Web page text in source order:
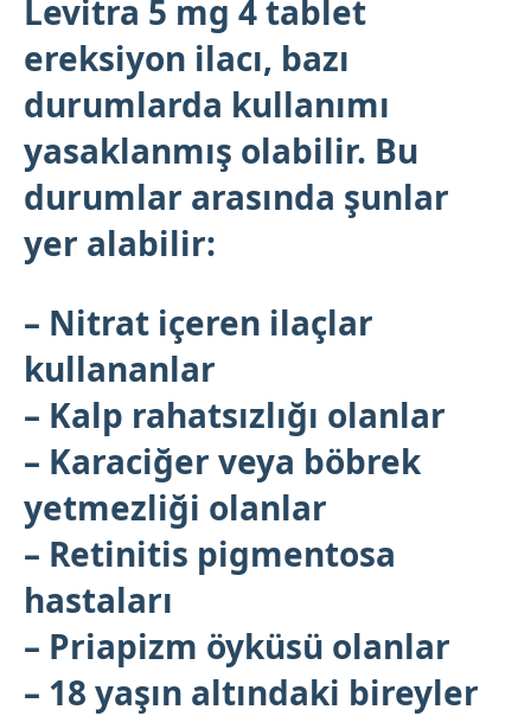
Levitra 5 mg 4 tablet
ereksiyon ilacı, bazı
durumlarda kullanımı
yasaklanmış olabilir. Bu
durumlar arasında şunlar
yer alabilir:
– Nitrat içeren ilaçlar
kullananlar
– Kalp rahatsızlığı olanlar
– Karaciğer veya böbrek
yetmezliği olanlar
– Retinitis pigmentosa
hastaları
– Priapizm öyküsü olanlar
– 18 yaşın altındaki bireyler